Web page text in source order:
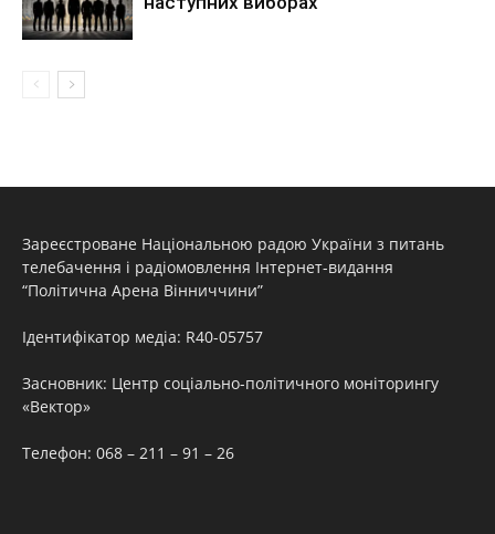
Зареєстроване Національною радою України з питань
телебачення і радіомовлення Інтернет-видання
“Політична Арена Вінниччини”
Ідентифікатор медіа: R40-05757
Засновник: Центр соціально-політичного моніторингу
«Вектор»
Телефон: 068 – 211 – 91 – 26